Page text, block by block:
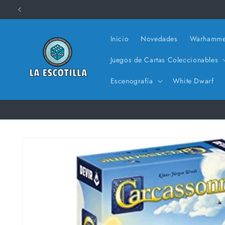
directamente
al contenido
Inicio Novedades
Juegos de Cartas Coleccionables
Escenografía White Dwarf